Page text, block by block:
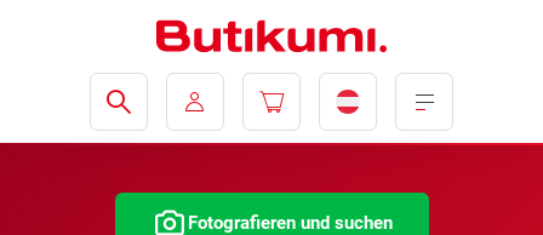
Fotografieren und suchen